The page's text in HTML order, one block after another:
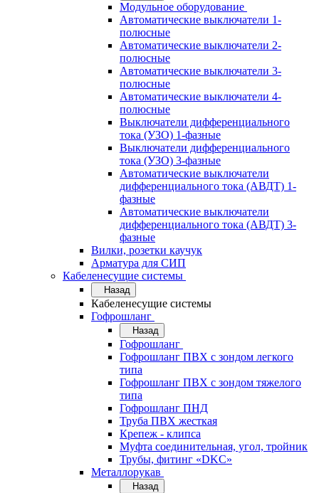
Модульное оборудование
Автоматические выключатели 1-
полюсные
Автоматические выключатели 2-
полюсные
Автоматические выключатели 3-
полюсные
Автоматические выключатели 4-
полюсные
Выключатели дифференциального
тока (УЗО) 1-фазные
Выключатели дифференциального
тока (УЗО) 3-фазные
Автоматические выключатели
дифференциального тока (АВДТ) 1-
фазные
Автоматические выключатели
дифференциального тока (АВДТ) 3-
фазные
Вилки, розетки каучук
Арматура для СИП
Кабеленесущие системы
Назад
Кабеленесущие системы
Гофрошланг
Назад
Гофрошланг
Гофрошланг ПВХ с зондом легкого
типа
Гофрошланг ПВХ с зондом тяжелого
типа
Гофрошланг ПНД
Труба ПВХ жесткая
Крепеж - клипса
Муфта соединительная, угол, тройник
Трубы, фитинг «DKC»
Металлорукав
Назад